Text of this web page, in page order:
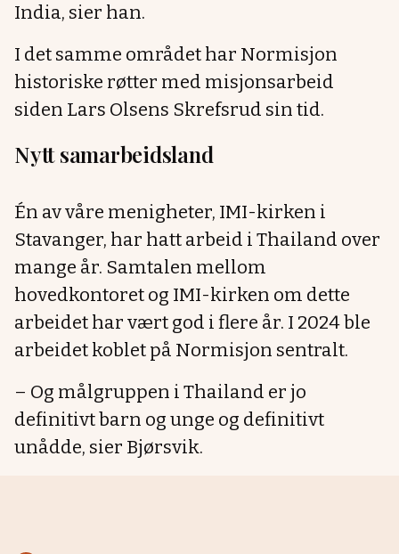
India, sier han.
I det samme området har Normisjon
historiske røtter med misjonsarbeid
siden Lars Olsens Skrefsrud sin tid.
Nytt samarbeidsland
Én av våre menigheter, IMI-kirken i
Stavanger, har hatt arbeid i Thailand over
mange år. Samtalen mellom
hovedkontoret og IMI-kirken om dette
arbeidet har vært god i flere år. I 2024 ble
arbeidet koblet på Normisjon sentralt.
– Og målgruppen i Thailand er jo
definitivt barn og unge og definitivt
unådde, sier Bjørsvik.